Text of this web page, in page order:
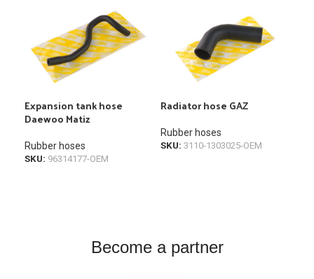
Expansion tank hose
Daewoo Matiz
Rubber hoses
SKU: 96314177-OEM
Radiator hose GAZ
Rubber hoses
SKU: 3110-1303025-OEM
Become a partner